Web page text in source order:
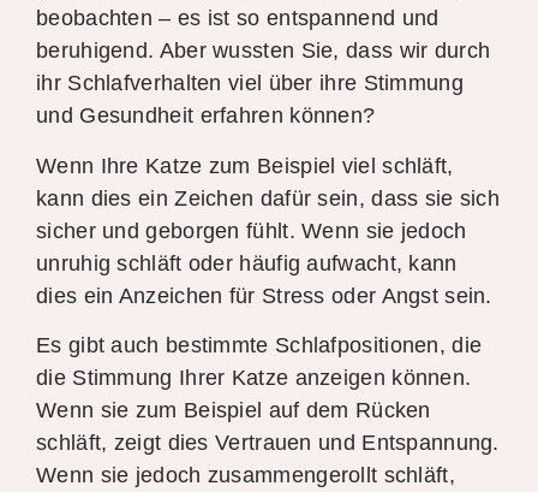
beobachten – es ist so entspannend und
beruhigend. Aber wussten Sie, dass wir durch
ihr Schlafverhalten viel über ihre Stimmung
und Gesundheit erfahren können?
Wenn Ihre Katze zum Beispiel viel schläft,
kann dies ein Zeichen dafür sein, dass sie sich
sicher und geborgen fühlt. Wenn sie jedoch
unruhig schläft oder häufig aufwacht, kann
dies ein Anzeichen für Stress oder Angst sein.
Es gibt auch bestimmte Schlafpositionen, die
die Stimmung Ihrer Katze anzeigen können.
Wenn sie zum Beispiel auf dem Rücken
schläft, zeigt dies Vertrauen und Entspannung.
Wenn sie jedoch zusammengerollt schläft,